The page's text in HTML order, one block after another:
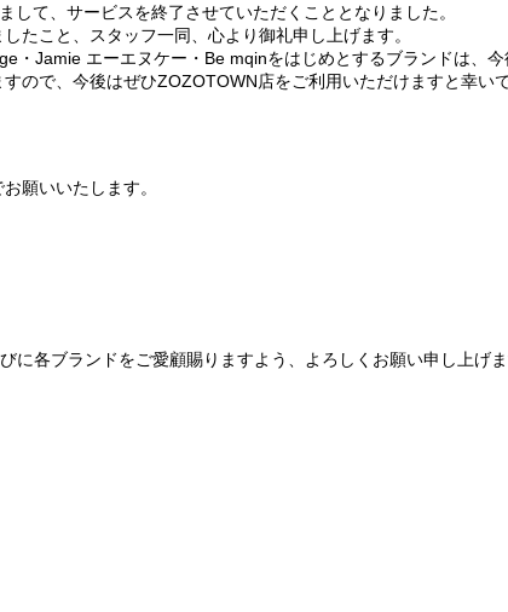
て、サービスを終了させていただくこととなりました。
たこと、スタッフ一同、心より御礼申し上げます。
・Jamie エーエヌケー・Be mqinをはじめとするブランドは、
ので、今後はぜひZOZOTOWN店をご利用いただけますと幸いで
願いいたします。
各ブランドをご愛顧賜りますよう、よろしくお願い申し上げま